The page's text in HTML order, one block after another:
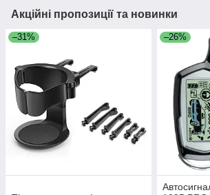
Акційні пропозиції та новинки
–31% –26%